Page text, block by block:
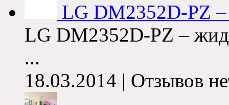
LG DM2352D-PZ –
LG DM2352D-PZ –
...
18.03.2014 | Отзывов